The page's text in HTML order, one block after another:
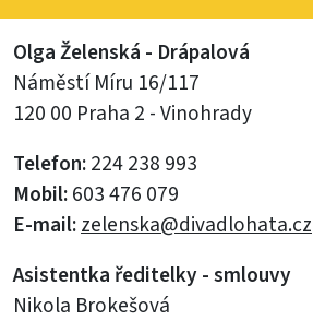
Olga Želenská - Drápalová
Náměstí Míru 16/117
120 00 Praha 2 - Vinohrady
Telefon:224 238 993
Mobil:603 476 079
E-mail:zelenska@divadlohata.cz
Asistentka ředitelky - smlouvy
Nikola Brokešová